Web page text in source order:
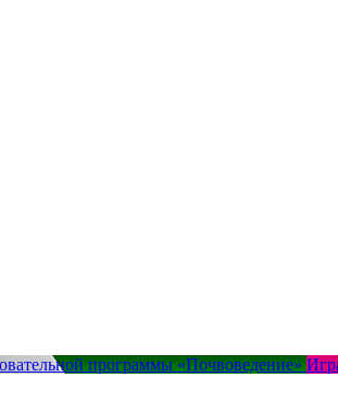
программы «Почвоведение»